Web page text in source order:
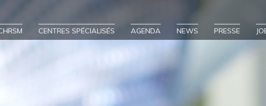
CENTRES SPÉCIALISÉS AGENDA NEWS PRESSE